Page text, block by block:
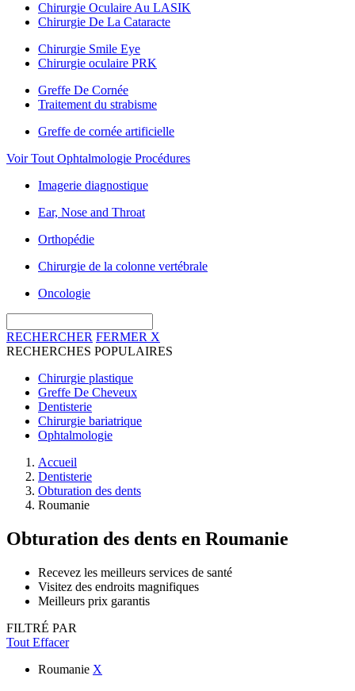
Chirurgie Oculaire Au LASIK
Chirurgie De La Cataracte
Chirurgie Smile Eye
Chirurgie oculaire PRK
Greffe De Cornée
Traitement du strabisme
Greffe de cornée artificielle
Voir Tout Ophtalmologie Procédures
Imagerie diagnostique
Ear, Nose and Throat
Orthopédie
Chirurgie de la colonne vertébrale
Oncologie
RECHERCHER FERMER X
RECHERCHES POPULAIRES
Chirurgie plastique
Greffe De Cheveux
Dentisterie
Chirurgie bariatrique
Ophtalmologie
Accueil
Dentisterie
Obturation des dents
Roumanie
Obturation des dents en Roumanie
Recevez les meilleurs services de santé
Visitez des endroits magnifiques
Meilleurs prix garantis
FILTRÉ PAR
Tout Effacer
Roumanie X